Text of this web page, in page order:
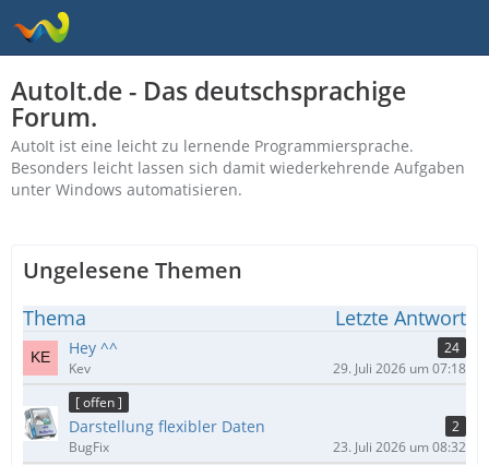
AutoIt.de - Das deutschsprachige
Forum.
AutoIt ist eine leicht zu lernende Programmiersprache.
Besonders leicht lassen sich damit wiederkehrende Aufgaben
unter Windows automatisieren.
Ungelesene Themen
Thema Letzte Antwort
Hey ^^
24
Kev
29. Juli 2026 um 07:18
[ offen ]
Darstellung flexibler Daten
2
BugFix
23. Juli 2026 um 08:32